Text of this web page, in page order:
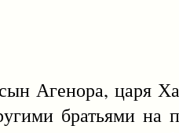
Агенора, царя
братьями